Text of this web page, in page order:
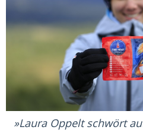
Laura Oppelt schwört